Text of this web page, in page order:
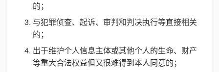
的；
与犯罪侦查、起诉、审判和判决执行等直接相关
的；
出于维护个人信息主体或其他个人的生命、财产
等重大合法权益但又很难得到本人同意的；